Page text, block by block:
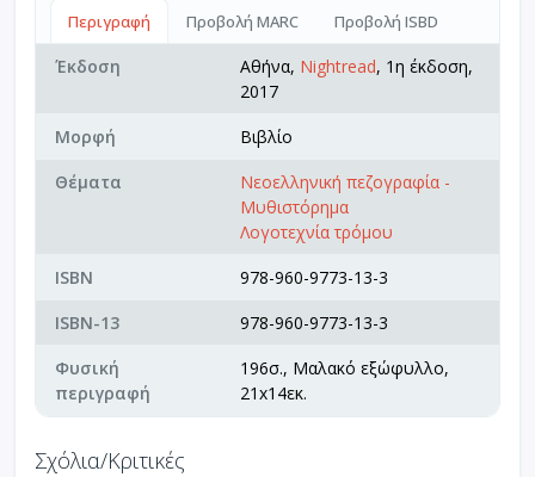
Περιγραφή Προβολή MARC Προβολή ISBD
Έκδοση Αθήνα, Nightread, 1η έκδοση,
2017
Μορφή
Βιβλίο
Θέματα
Νεοελληνική πεζογραφία -
Μυθιστόρημα
Λογοτεχνία τρόμου
ISBN
978-960-9773-13-3
ISBN-13
978-960-9773-13-3
Φυσική
περιγραφή
196σ., Μαλακό εξώφυλλο,
21x14εκ.
Σχόλια/Κριτικές